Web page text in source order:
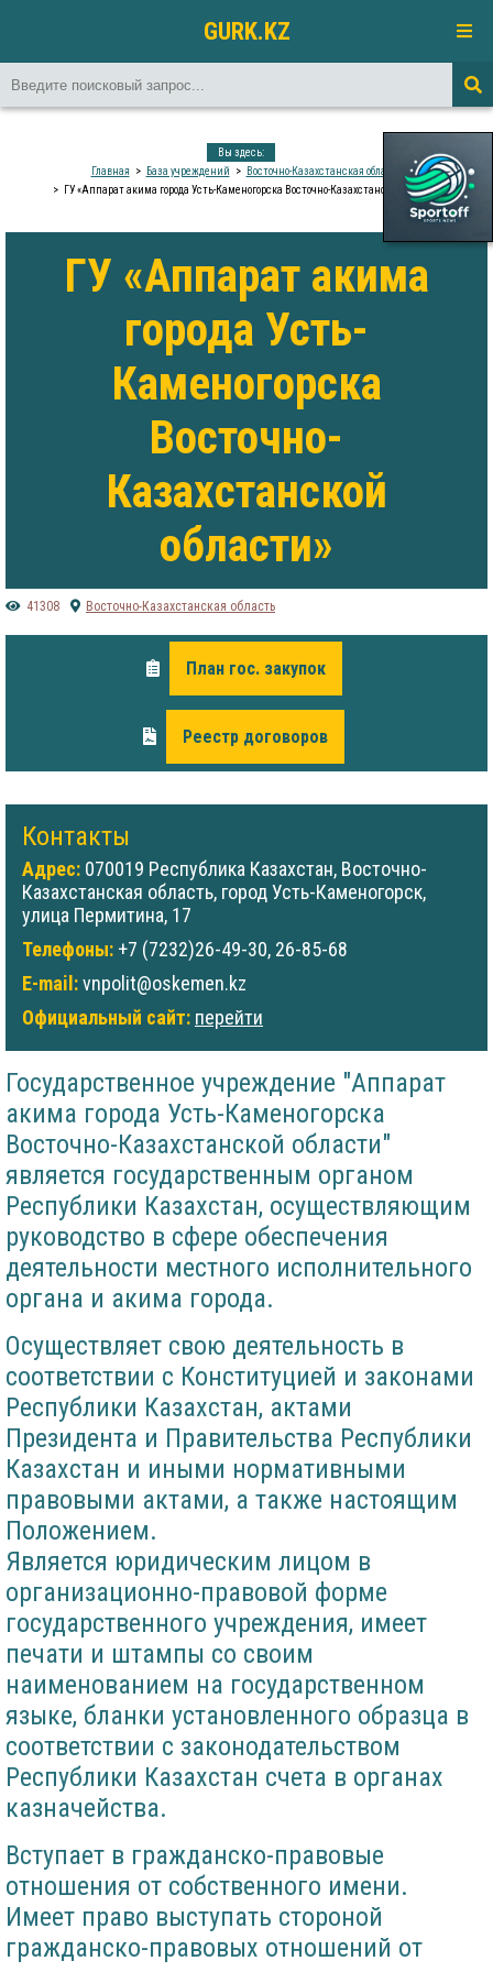
GURK.KZ
Вы здесь:
Главная
База учреждений
Восточно-Казахстанская область
ГУ «Аппарат акима города Усть-Каменогорска Восточно-Казахстанской области»
ГУ «Аппарат акима
города Усть-
Каменогорска
Восточно-
Казахстанской
области»
41308 Восточно-Казахстанская область
План гос. закупок
Реестр договоров
Контакты
Адрес: 070019 Республика Казахстан, Восточно-
Казахстанская область, город Усть-Каменогорск,
улица Пермитина, 17
Телефоны: +7 (7232)26-49-30, 26-85-68
E-mail:vnpolit@oskemen.kz
Официальный сайт: перейти
Государственное учреждение "Аппарат
акима города Усть-Каменогорска
Восточно-Казахстанской области"
является государственным органом
Республики Казахстан, осуществляющим
руководство в сфере обеспечения
деятельности местного исполнительного
органа и акима города.
Осуществляет свою деятельность в
соответствии с Конституцией и законами
Республики Казахстан, актами
Президента и Правительства Республики
Казахстан и иными нормативными
правовыми актами, а также настоящим
Положением.
Является юридическим лицом в
организационно-правовой форме
государственного учреждения, имеет
печати и штампы со своим
наименованием на государственном
языке, бланки установленного образца в
соответствии с законодательством
Республики Казахстан счета в органах
казначейства.
Вступает в гражданско-правовые
отношения от собственного имени.
Имеет право выступать стороной
гражданско-правовых отношений от